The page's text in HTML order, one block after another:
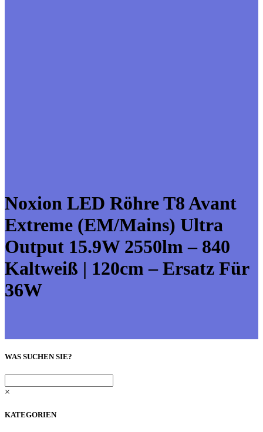
Noxion LED Röhre T8 Avant
Extreme (EM/Mains) Ultra
Output 15.9W 2550lm – 840
Kaltweiß | 120cm – Ersatz Für
36W
WAS SUCHEN SIE?
×
KATEGORIEN